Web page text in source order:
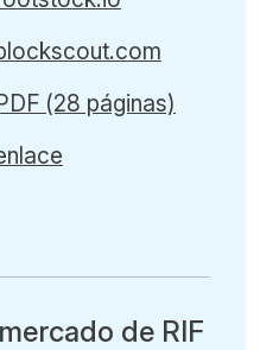
(28 páginas)
de RIF